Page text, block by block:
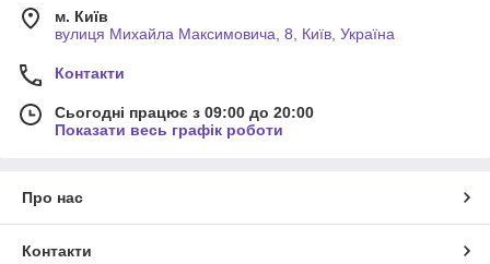
м. Київ
вулиця Михайла Максимовича, 8, Київ, Україна
Контакти
Сьогодні працює з 09:00 до 20:00
Показати весь графік роботи
Про нас
Контакти